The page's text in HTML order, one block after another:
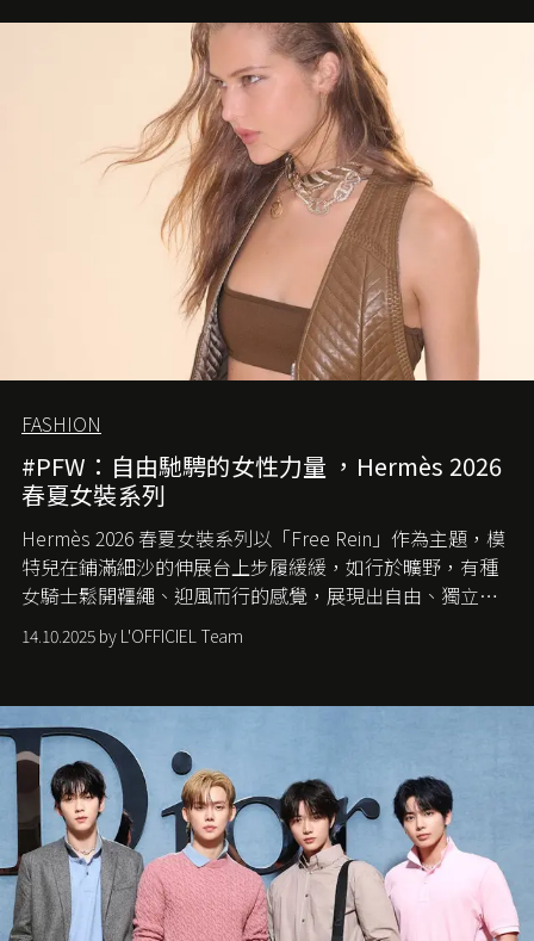
FASHION
#PFW：自由馳騁的女性力量 ，Hermès 2026
春夏女裝系列
Hermès 2026 春夏女裝系列以「Free Rein」作為主題，模
特兒在鋪滿細沙的伸展台上步履緩緩，如行於曠野，有種
女騎士鬆開韁繩、迎風而行的感覺，展現出自由、獨立與
從容的態度。
14.10.2025 by L'OFFICIEL Team